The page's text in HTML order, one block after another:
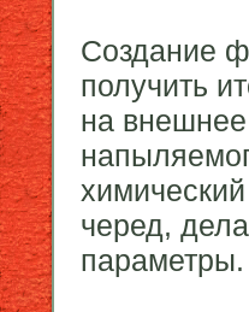
Создание
получить
на
черед,
параметры.